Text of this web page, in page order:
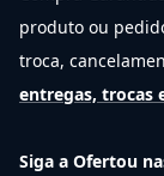
produto ou
troca,
entregas, trocas
Siga a Ofertou